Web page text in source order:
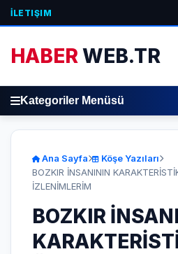
İLETIŞIM
HABERWEB.TR
Kategoriler Menüsü
Ana Sayfa
Köşe Yazıları
BOZKIR İNSANININ
İZLENİMLERİM
BOZKIR